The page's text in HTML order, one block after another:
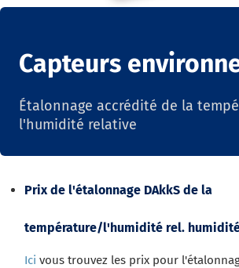
Capteurs
Étalonnage accrédité de la
l'humidité relative
Prix de l'étalonnage DAkkS de la
température/l'humidité rel.
Ici vous trouvez les prix pour